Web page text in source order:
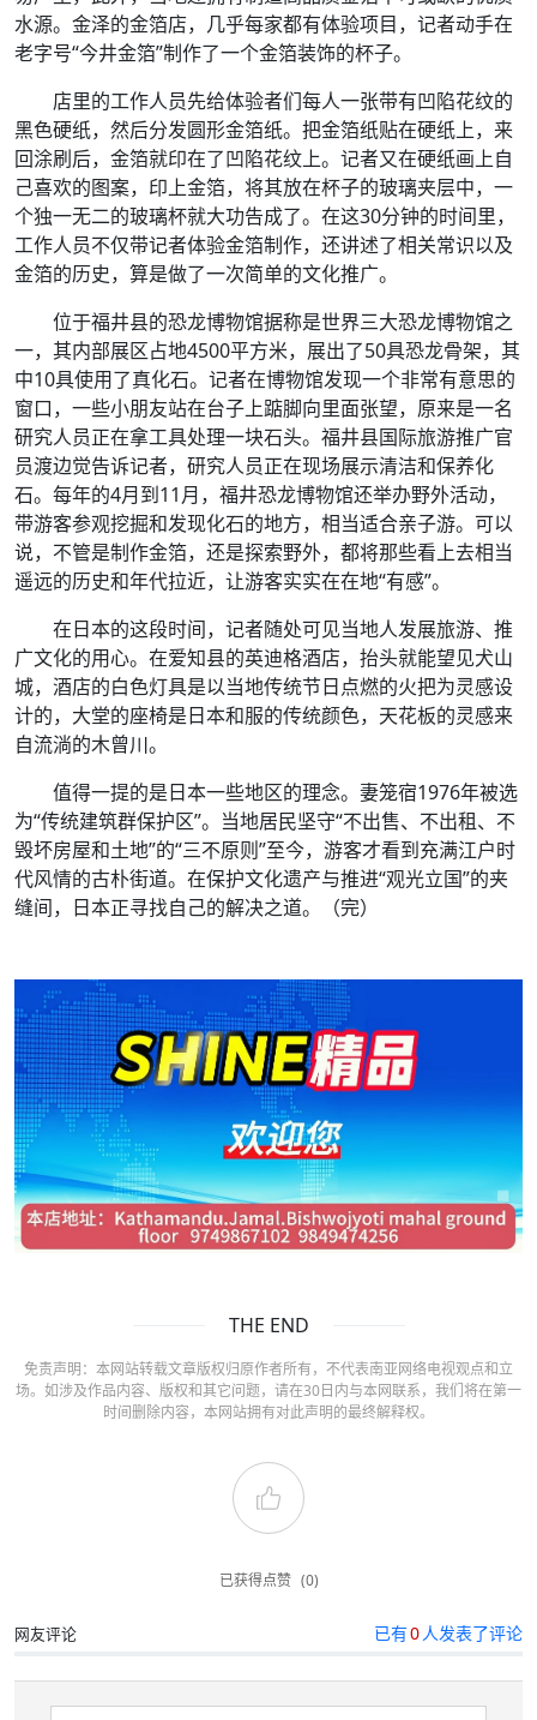
水源。金泽的金箔店，几乎每家都有体验项目，记者动手在
老字号“今井金箔”制作了一个金箔装饰的杯子。
店里的工作人员先给体验者们每人一张带有凹陷花纹的
黑色硬纸，然后分发圆形金箔纸。把金箔纸贴在硬纸上，来
回涂刷后，金箔就印在了凹陷花纹上。记者又在硬纸画上自
己喜欢的图案，印上金箔，将其放在杯子的玻璃夹层中，一
个独一无二的玻璃杯就大功告成了。在这30分钟的时间里，
工作人员不仅带记者体验金箔制作，还讲述了相关常识以及
金箔的历史，算是做了一次简单的文化推广。
位于福井县的恐龙博物馆据称是世界三大恐龙博物馆之
一，其内部展区占地4500平方米，展出了50具恐龙骨架，其
中10具使用了真化石。记者在博物馆发现一个非常有意思的
窗口，一些小朋友站在台子上踮脚向里面张望，原来是一名
研究人员正在拿工具处理一块石头。福井县国际旅游推广官
员渡边觉告诉记者，研究人员正在现场展示清洁和保养化
石。每年的4月到11月，福井恐龙博物馆还举办野外活动，
带游客参观挖掘和发现化石的地方，相当适合亲子游。可以
说，不管是制作金箔，还是探索野外，都将那些看上去相当
遥远的历史和年代拉近，让游客实实在在地“有感”。
在日本的这段时间，记者随处可见当地人发展旅游、推
广文化的用心。在爱知县的英迪格酒店，抬头就能望见犬山
城，酒店的白色灯具是以当地传统节日点燃的火把为灵感设
计的，大堂的座椅是日本和服的传统颜色，天花板的灵感来
自流淌的木曾川。
值得一提的是日本一些地区的理念。妻笼宿1976年被选
为“传统建筑群保护区”。当地居民坚守“不出售、不出租、不
毁坏房屋和土地”的“三不原则”至今，游客才看到充满江户时
代风情的古朴街道。在保护文化遗产与推进“观光立国”的夹
缝间，日本正寻找自己的解决之道。（完）
THE END
免责声明：本网站转载文章版权归原作者所有，不代表南亚网络电视观点和立
场。如涉及作品内容、版权和其它问题，请在30日内与本网联系，我们将在第一
时间删除内容，本网站拥有对此声明的最终解释权。
已获得点赞 (0)
网友评论 已有0人发表了评论